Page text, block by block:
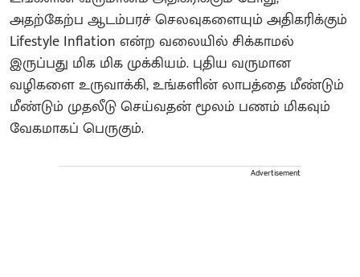
அதற்கேற்ப ஆடம்பரச் செலவுகளையும் அதிகரிக்கும்
Lifestyle Inflation என்ற வலையில் சிக்காமல்
இருப்பது மிக மிக முக்கியம். புதிய வருமான
வழிகளை உருவாக்கி, உங்களின் லாபத்தை மீண்டும்
மீண்டும் முதலீடு செய்வதன் மூலம் பணம் மிகவும்
வேகமாகப் பெருகும்.
Advertisement